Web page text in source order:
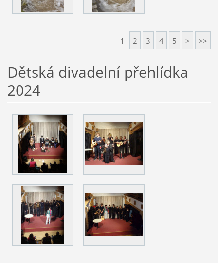
1 2 3 4 5 > >>
Dětská divadelní přehlídka
2024